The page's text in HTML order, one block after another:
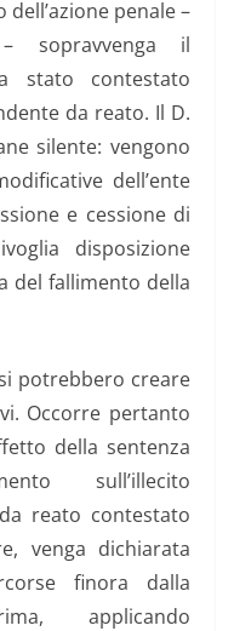
penale –
– sopravvenga il
stato contestato
da reato. Il D.
silente: vengono
dell’ente
e cessione di
disposizione
del fallimento della
potrebbero creare
Occorre pertanto
della sentenza
sull’illecito
reato contestato
venga dichiarata
finora dalla
applicando